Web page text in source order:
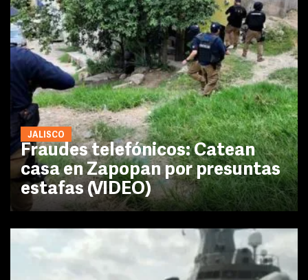
JALISCO
Fraudes telefónicos: Catean
casa en Zapopan por presuntas
estafas (VIDEO)